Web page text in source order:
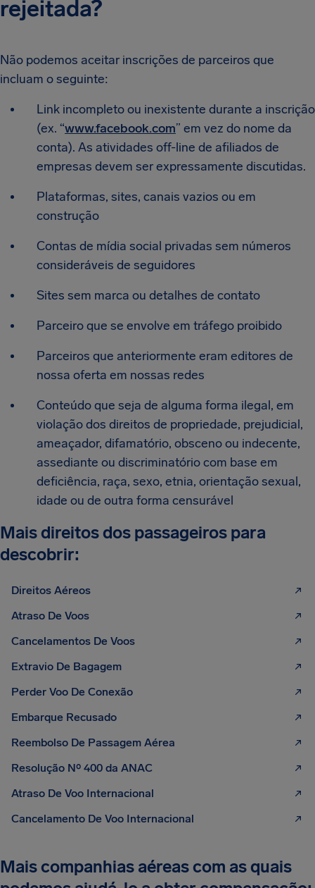
rejeitada?
Não podemos aceitar inscrições de parceiros que
incluam o seguinte:
Link incompleto ou inexistente durante a inscrição
(ex. “www.facebook.com” em vez do nome da
conta). As atividades off-line de afiliados de
empresas devem ser expressamente discutidas.
Plataformas, sites, canais vazios ou em
construção
Contas de mídia social privadas sem números
consideráveis ​​de seguidores
Sites sem marca ou detalhes de contato
Parceiro que se envolve em tráfego proibido
Parceiros que anteriormente eram editores de
nossa oferta em nossas redes
Conteúdo que seja de alguma forma ilegal, em
violação dos direitos de propriedade, prejudicial,
ameaçador, difamatório, obsceno ou indecente,
assediante ou discriminatório com base em
deficiência, raça, sexo, etnia, orientação sexual,
idade ou de outra forma censurável
Mais direitos dos passageiros para
descobrir:
Direitos Aéreos
Atraso De Voos
Cancelamentos De Voos
Extravio De Bagagem
Perder Voo De Conexão
Embarque Recusado
Reembolso De Passagem Aérea
Resolução Nº 400 da ANAC
Atraso De Voo Internacional
Cancelamento De Voo Internacional
Mais companhias aéreas com as quais